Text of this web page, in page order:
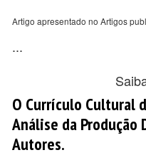
Artigo apresentado no Artigos
...
O Currículo Cultural
Análise da Produção
Autores.